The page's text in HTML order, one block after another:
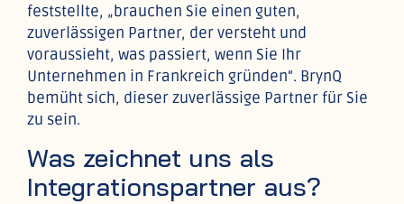
feststellte, „brauchen Sie einen guten,
zuverlässigen Partner, der versteht und
voraussieht, was passiert, wenn Sie Ihr
Unternehmen in Frankreich gründen“. BrynQ
bemüht sich, dieser zuverlässige Partner für Sie
zu sein.
Was zeichnet uns als
Integrationspartner aus?